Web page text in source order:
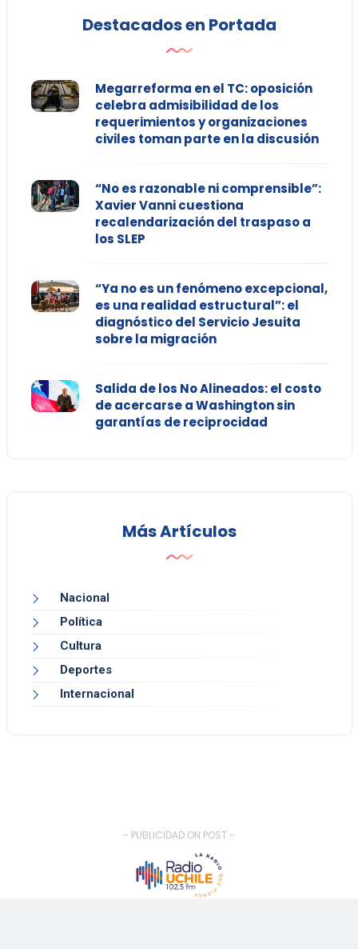
Destacados en Portada
Megarreforma en el TC: oposición
celebra admisibilidad de los
requerimientos y organizaciones
civiles toman parte en la discusión
“No es razonable ni comprensible”:
Xavier Vanni cuestiona
recalendarización del traspaso a
los SLEP
“Ya no es un fenómeno excepcional,
es una realidad estructural”: el
diagnóstico del Servicio Jesuita
sobre la migración
Salida de los No Alineados: el costo
de acercarse a Washington sin
garantías de reciprocidad
Más Artículos
Nacional
Política
Cultura
Deportes
Internacional
- PUBLICIDAD ON POST -